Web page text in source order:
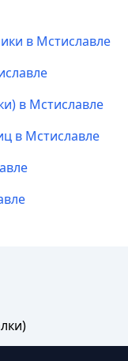
в Мстиславле
в Мстиславле
в Мстиславле